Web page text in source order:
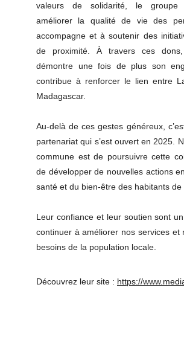
valeurs de solidarité, le groupe
améliorer la qualité de vie des
accompagne et à soutenir des
de proximité. À travers ces dons,
démontre une fois de plus son
contribue à renforcer le lien entre
Madagascar.
Au-delà de ces gestes généreux,
partenariat qui s’est ouvert en 2025.
commune est de poursuivre cette
de développer de nouvelles actions
santé et du bien-être des habitants de
Leur confiance et leur soutien sont
continuer à améliorer nos services et
besoins de la population locale.
Découvrez leur site : https://